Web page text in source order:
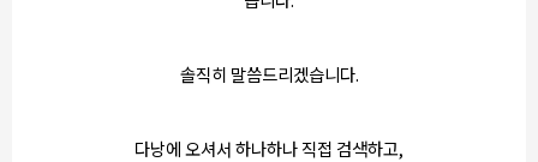
솔직히 말씀드리겠습니다.
다낭에 오셔서 하나하나 직접 검색하고,